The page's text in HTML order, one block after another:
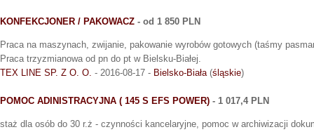
KONFEKCJONER / PAKOWACZ - od 1 850 PLN
Praca na maszynach, zwijanie, pakowanie wyrobów gotowych (taśmy
Praca trzyzmianowa od pn do pt w Bielsku-Białej.
TEX LINE SP. Z O. O. - 2016-08-17 - Bielsko-Biała(śląskie)
POMOC ADINISTRACYJNA ( 145 S EFS POWER) - 1 017,4 PLN
staż dla osób do 30 r.ż - czynności kancelaryjne, pomoc w archiwizacji